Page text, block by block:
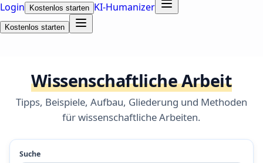
Login Kostenlos starten KI-Humanizer
Kostenlos starten
Wissenschaftliche Arbeit
Tipps, Beispiele, Aufbau, Gliederung und Methoden
für wissenschaftliche Arbeiten.
Suche